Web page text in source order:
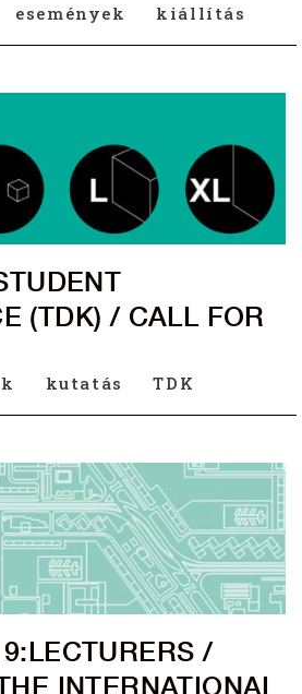
események kiállítás
(TDK) / CALL FOR
kutatás TDK
/
INTERNATIONAL